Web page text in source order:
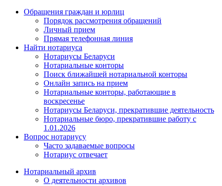
Обращения граждан и юрлиц
Порядок рассмотрения обращений
Личный прием
Прямая телефонная линия
Найти нотариуса
Нотариусы Беларуси
Нотариальные конторы
Поиск ближайшей нотариальной конторы
Онлайн запись на прием
Нотариальные конторы, работающие в
воскресенье
Нотариусы Беларуси, прекратившие деятельность
Нотариальные бюро, прекратившие работу с
1.01.2026
Вопрос нотариусу
Часто задаваемые вопросы
Нотариус отвечает
Нотариальный архив
О деятельности архивов